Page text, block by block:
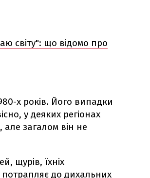
світу": що відомо про
х років. Його випадки
у деяких регіонах
але загалом він не
щурів, їхніх
до дихальних